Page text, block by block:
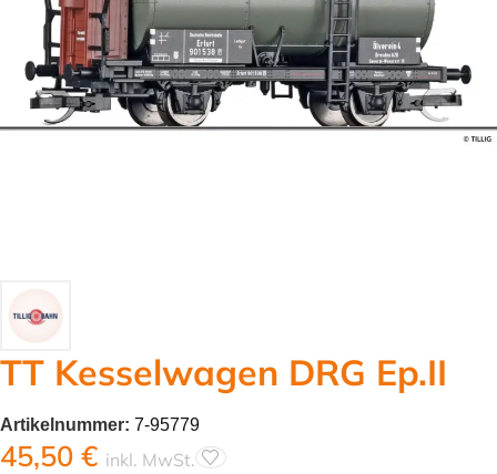
TT Kesselwagen DRG Ep.II
Artikelnummer: 7-95779
45,50 € inkl. MwSt.